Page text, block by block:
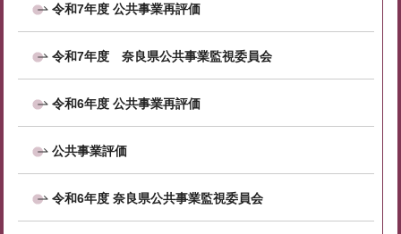
令和7年度 公共事業再評価
令和7年度 奈良県公共事業監視委員会
令和6年度 公共事業再評価
公共事業評価
令和6年度 奈良県公共事業監視委員会